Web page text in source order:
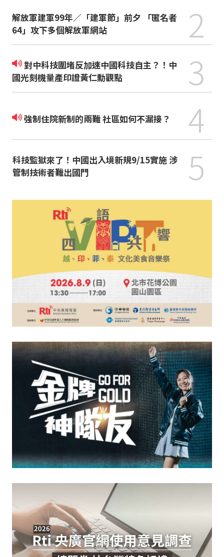
解放軍建軍99年／「建軍節」前夕 「匿名者
64」攻下多個解放軍網站
2
對中科技圍堵反加速中國科技自主？！中
國光刻機量產印證黃仁勳觀點
3
強制住院新制的兩難 社區如何不漏接？ 4
科技監獄來了！中國出入境新規9/15實施 涉
管制技術者難出國門
5